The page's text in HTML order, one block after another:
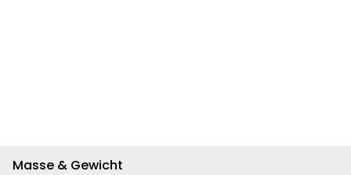
Masse & Gewicht